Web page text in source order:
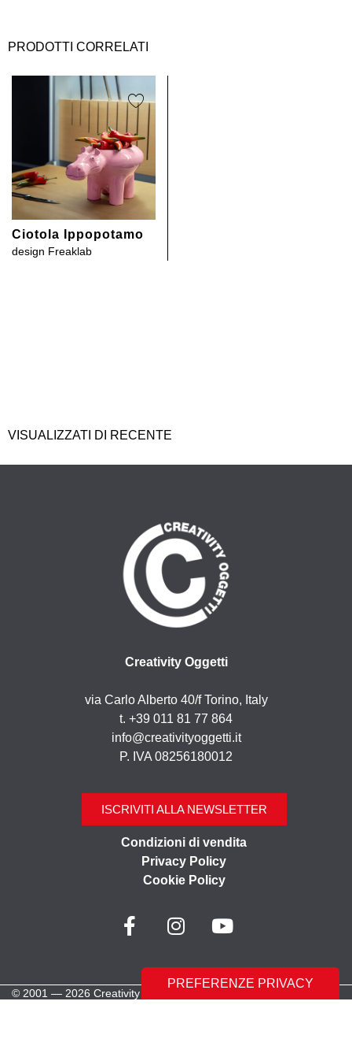
PRODOTTI CORRELATI
Ciotola Ippopotamo
design Freaklab
VISUALIZZATI DI RECENTE
Creativity Oggetti
via Carlo Alberto 40/f Torino, Italy
t. +39 011 81 77 864
info@creativityoggetti.it
P. IVA 08256180012
ISCRIVITI ALLA NEWSLETTER
Condizioni di vendita
Privacy Policy
Cookie Policy
© 2001 — 2026 Creativity Oggetti | Tutti i diritti riservati